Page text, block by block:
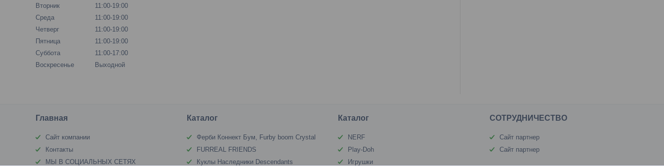
Вторник
11:00-19:00
Среда
11:00-19:00
Четверг
11:00-19:00
Пятница
11:00-19:00
Суббота
11:00-17:00
Воскресенье
Выходной
Главная
Сайт компании
Контакты
МЫ В СОЦИАЛЬНЫХ СЕТЯХ
Каталог
Ферби Коннект Бум, Furby boom Crystal
FURREAL FRIENDS
Куклы Наследники Descendants
Каталог
NERF
Play-Doh
Игрушки
CОТРУДНИЧЕСТВО
Сайт партнер
Сайт партнер